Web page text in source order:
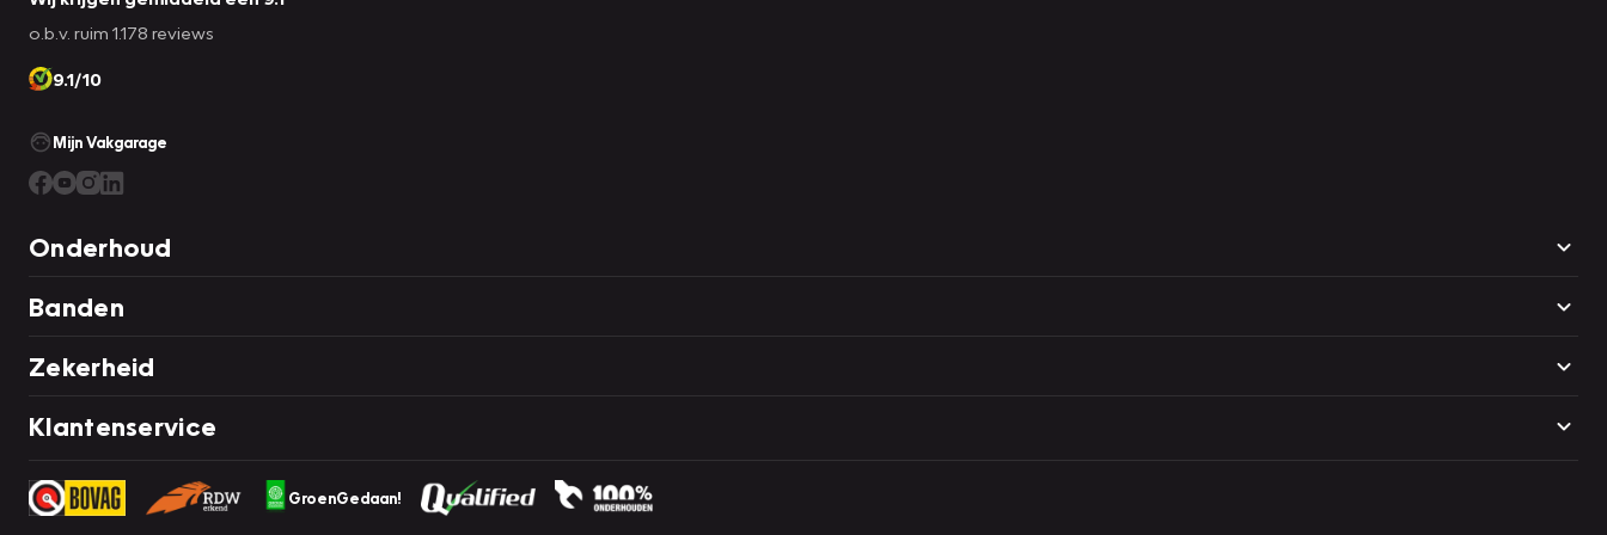
o.b.v. ruim 1.178 reviews
9.1/10
Mijn Vakgarage
Onderhoud
Banden
Zekerheid
Klantenservice
GroenGedaan!